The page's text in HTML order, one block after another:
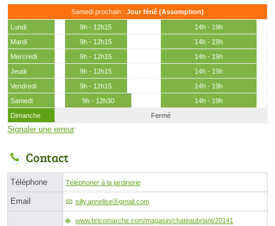
Samedi prochain : Jour férié (Assomption)
Lundi 9h - 12h15
14h - 19h
Mardi
9h - 12h15
14h - 19h
Mercredi
9h - 12h15
14h - 19h
Jeudi
9h - 12h15
14h - 19h
Vendredi
9h - 12h15
14h - 19h
Samedi
9h - 12h30
14h - 19h
Dimanche
Fermé
Signaler une erreur
Contact
Téléphone Téléphoner à la jardinerie
Email silly.anneliseⓐgmail.com
www.bricomarche.com/magasin/chateaubriant/20141